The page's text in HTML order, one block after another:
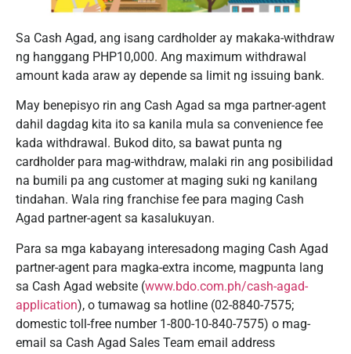
Sa Cash Agad, ang isang cardholder ay makaka-withdraw
ng hanggang PHP10,000. Ang maximum withdrawal
amount kada araw ay depende sa limit ng issuing bank.
May benepisyo rin ang Cash Agad sa mga partner-agent
dahil dagdag kita ito sa kanila mula sa convenience fee
kada withdrawal. Bukod dito, sa bawat punta ng
cardholder para mag-withdraw, malaki rin ang posibilidad
na bumili pa ang customer at maging suki ng kanilang
tindahan. Wala ring franchise fee para maging Cash
Agad partner-agent sa kasalukuyan.
Para sa mga kabayang interesadong maging Cash Agad
partner-agent para magka-extra income, magpunta lang
sa Cash Agad website (www.bdo.com.ph/cash-agad-
application), o tumawag sa hotline (02-8840-7575;
domestic toll-free number 1-800-10-840-7575) o mag-
email sa Cash Agad Sales Team email address